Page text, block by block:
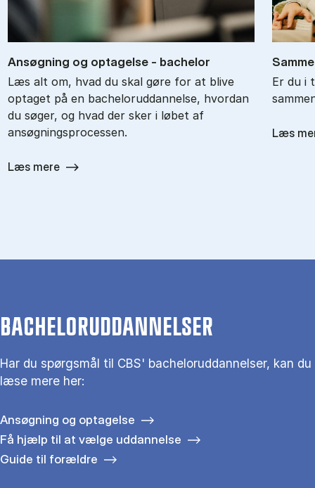
An­søg­ning og op­ta­gel­se - ba­chel­or
Læs alt om, hvad du skal gøre for at blive
optaget på en bacheloruddannelse, hvordan
du søger, og hvad der sker i løbet af
ansøgningsprocessen.
Læs mere
Er du i
Læs
BACHELORUDDANNELSER
Har du spørgsmål til CBS' bacheloruddannelser, kan du
læse mere her:
Ansøgning og optagelse
Få hjælp til at vælge uddannelse
Guide til forældre